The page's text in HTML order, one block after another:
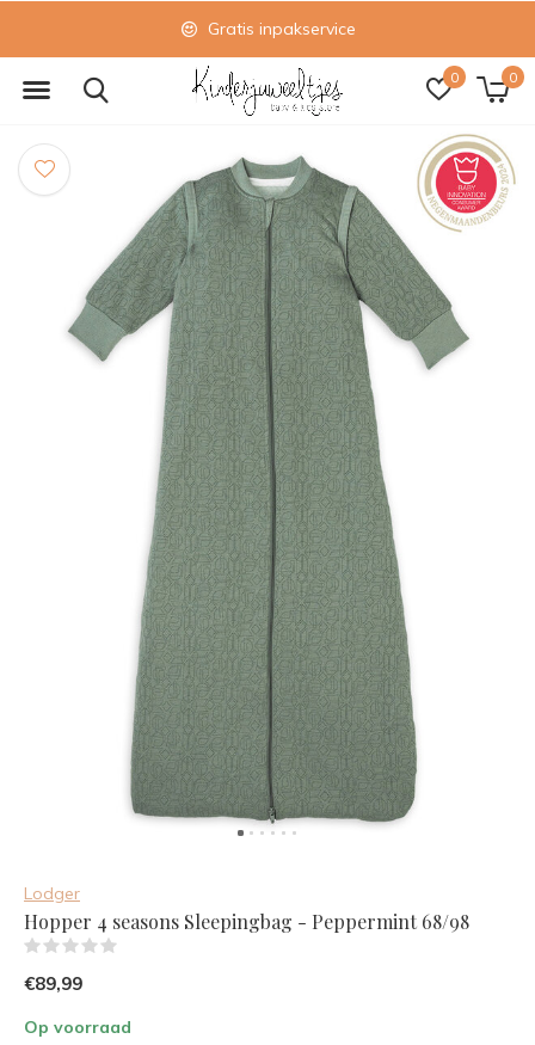
0 0
Gratis inpakservice
Lodger
Hopper 4 seasons Sleepingbag - Peppermint 68/98
€89,99
Op voorraad